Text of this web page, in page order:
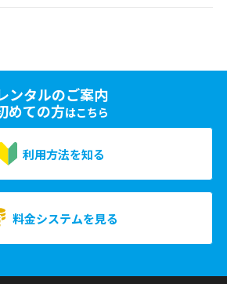
ンタルのご案内
めての方はこちら
利用方法を知る
料金システムを見る